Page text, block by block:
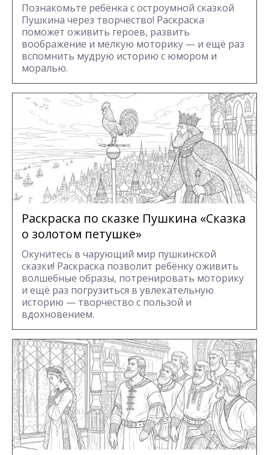
Познакомьте ребёнка с остроумной сказкой
Пушкина через творчество! Раскраска
поможет оживить героев, развить
воображение и мелкую моторику — и ещё раз
вспомнить мудрую историю с юмором и
моралью.
Раскраска по сказке Пушкина «Сказка
о золотом петушке»
Окунитесь в чарующий мир пушкинской
сказки! Раскраска позволит ребёнку оживить
волшебные образы, потренировать моторику
и ещё раз погрузиться в увлекательную
историю — творчество с пользой и
вдохновением.